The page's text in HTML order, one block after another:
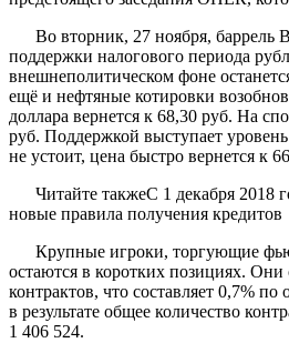
Во вторник, 27 ноября, баррель
поддержки налогового периода
внешнеполитическом фоне
ещё и нефтяные котировки
доллара вернется к 68,30 руб. На
руб. Поддержкой выступает
не устоит, цена быстро вернется к
Читайте такжеС 1 декабря 2018
новые правила получения кредитов
Крупные игроки, торгующие
остаются в коротких позициях. Они
контрактов, что составляет 0,7%
в результате общее количество
1 406 524.